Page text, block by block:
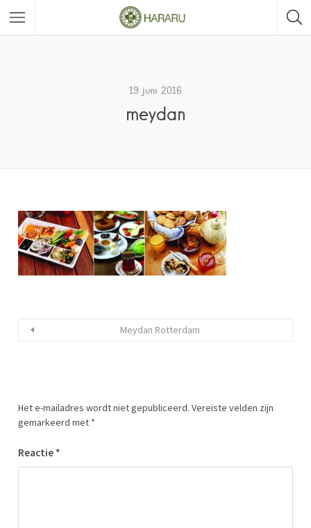
19 juni 2016
meydan
Meydan Rotterdam
Het e-mailadres wordt niet gepubliceerd. Vereiste velden zijn
gemarkeerd met *
Reactie *